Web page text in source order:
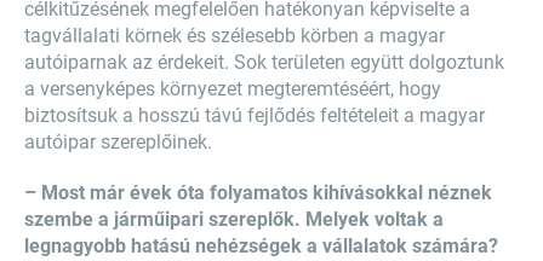
célkitűzésének megfelelően hatékonyan képviselte a
tagvállalati körnek és szélesebb körben a magyar
autóiparnak az érdekeit. Sok területen együtt dolgoztunk
a versenyképes környezet megteremtéséért, hogy
biztosítsuk a hosszú távú fejlődés feltételeit a magyar
autóipar szereplőinek.
– Most már évek óta folyamatos kihívásokkal néznek
szembe a járműipari szereplők. Melyek voltak a
legnagyobb hatású nehézségek a vállalatok számára?